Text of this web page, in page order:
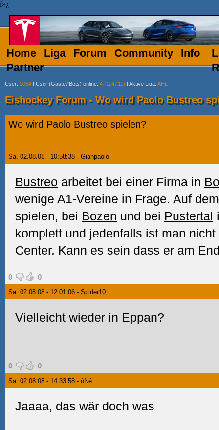
ï»¿
Home Liga Forum Community
Info
Partner
User: 2064 | User (Gäste/ Bots) online: 4 (114/ 11) | Aktive Liga: AHL
Eishockey Forum - Wo wird Paolo Bustreo
Wo wird Paolo Bustreo spielen?
Sa. 02.08.08 - 10:58:38 - Gianpaolo
Bustreo arbeitet bei einer Firma in
wenige A1-Vereine in Frage. Auf
spielen, bei Bozen und bei Pustertal
komplett und jedenfalls ist man
Center. Kann es sein dass er am
0 0
Sa. 02.08.08 - 12:01:06 - Spider10
Vielleicht wieder in Eppan?
0 0
Sa. 02.08.08 - 14:33:58 - òNé
Jaaaa, das wär doch was